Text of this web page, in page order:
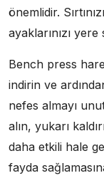
önemlidir.
ayaklarınızı
Bench press
indirin ve
nefes almayı
alın, yukarı
daha etkili hale
fayda